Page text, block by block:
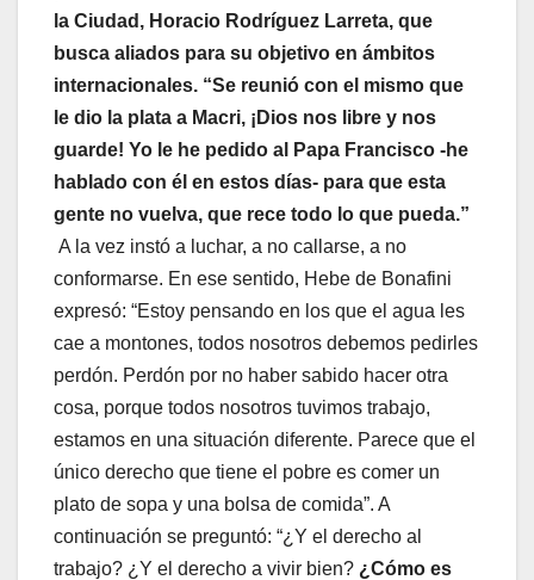
la Ciudad, Horacio Rodríguez Larreta, que
busca aliados para su objetivo en ámbitos
internacionales. “Se reunió con el mismo que
le dio la plata a Macri, ¡Dios nos libre y nos
guarde! Yo le he pedido al Papa Francisco -he
hablado con él en estos días- para que esta
gente no vuelva, que rece todo lo que pueda.”
A la vez instó a luchar, a no callarse, a no
conformarse. En ese sentido, Hebe de Bonafini
expresó: “Estoy pensando en los que el agua les
cae a montones, todos nosotros debemos pedirles
perdón. Perdón por no haber sabido hacer otra
cosa, porque todos nosotros tuvimos trabajo,
estamos en una situación diferente. Parece que el
único derecho que tiene el pobre es comer un
plato de sopa y una bolsa de comida”. A
continuación se preguntó: “¿Y el derecho al
trabajo? ¿Y el derecho a vivir bien? ¿Cómo es